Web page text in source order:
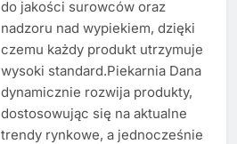
do jakości surowców oraz
nadzoru nad wypiekiem, dzięki
czemu każdy produkt utrzymuje
wysoki standard.Piekarnia Dana
dynamicznie rozwija produkty,
dostosowując się na aktualne
trendy rynkowe, a jednocześnie